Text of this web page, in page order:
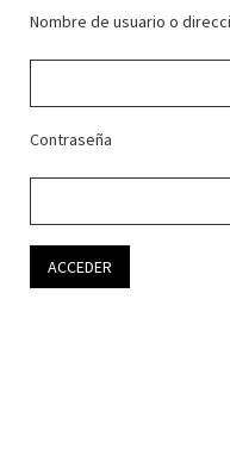
Nombre de usuario o
Contraseña